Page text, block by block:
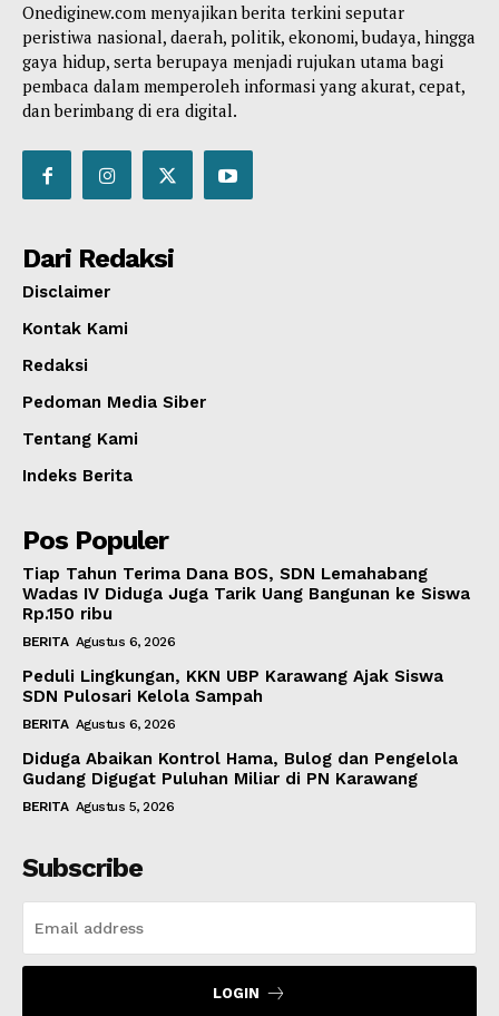
Onediginew.com menyajikan berita terkini seputar
peristiwa nasional, daerah, politik, ekonomi, budaya, hingga
gaya hidup, serta berupaya menjadi rujukan utama bagi
pembaca dalam memperoleh informasi yang akurat, cepat,
dan berimbang di era digital.
Dari Redaksi
Disclaimer
Kontak Kami
Redaksi
Pedoman Media Siber
Tentang Kami
Indeks Berita
Pos Populer
Tiap Tahun Terima Dana BOS, SDN Lemahabang
Wadas IV Diduga Juga Tarik Uang Bangunan ke Siswa
Rp.150 ribu
BERITA Agustus 6, 2026
Peduli Lingkungan, KKN UBP Karawang Ajak Siswa
SDN Pulosari Kelola Sampah
BERITA Agustus 6, 2026
Diduga Abaikan Kontrol Hama, Bulog dan Pengelola
Gudang Digugat Puluhan Miliar di PN Karawang
BERITA Agustus 5, 2026
Subscribe
LOGIN